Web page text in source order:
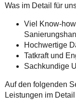
Was im Detail für
Viel Know-
Hochwertige
Tatkraft und
Sachkundige
Auf den folgenden
Leistungen im